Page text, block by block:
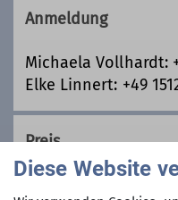
unsere Ziele
oder auch
Tourenskiern
auch mal
Die Skitouren
Hütten, als
Anmeldung
Michaela Vollhardt:
Elke Linnert: +49
Preis
Diese Website